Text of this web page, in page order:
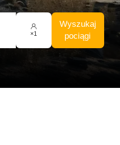
×1
Wyszukaj
pociągi